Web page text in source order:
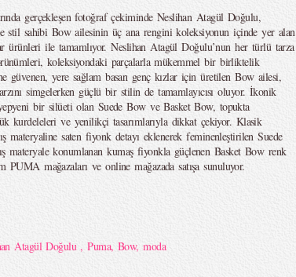
gerçekleşen fotoğraf çekiminde Neslihan Atagül Doğulu,
stil sahibi Bow ailesinin üç ana rengini koleksiyonun içinde yer alan
ürünleri ile tamamlıyor. Neslihan Atagül Doğulu’nun her türlü tarza
koleksiyondaki parçalarla mükemmel bir birliktelik
güvenen, yere sağlam basan genç kızlar için üretilen Bow ailesi,
simgelerken güçlü bir stilin de tamamlayıcısı oluyor. İkonik
bir silüeti olan Suede Bow ve Basket Bow, topukta
kurdeleleri ve yenilikçi tasarımlarıyla dikkat çekiyor. Klasik
materyaline saten fiyonk detayı eklenerek feminenleştirilen Suede
materyale konumlanan kumaş fiyonkla güçlenen Basket Bow renk
PUMA mağazaları ve online mağazada satışa sunuluyor.
Atagül Doğulu,Puma,Bow,moda